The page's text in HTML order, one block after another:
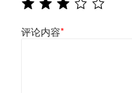
评论内容*